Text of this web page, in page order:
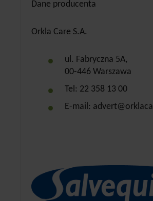
Dane producenta
Orkla Care S.A.
ul. Fabryczna 5A,
00-446 Warszawa
Tel: 22 358 13 00
E-mail: